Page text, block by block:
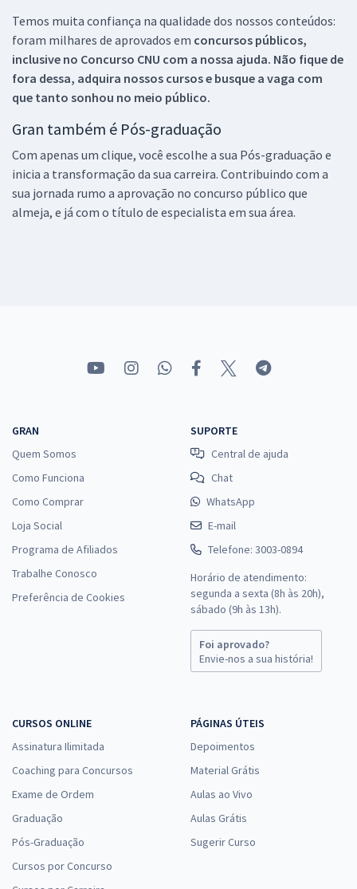
Temos muita confiança na qualidade dos nossos conteúdos:
foram milhares de aprovados em concursos públicos,
inclusive no Concurso CNU com a nossa ajuda. Não fique de
fora dessa, adquira nossos cursos e busque a vaga com
que tanto sonhou no meio público.
Gran também é Pós-graduação
Com apenas um clique, você escolhe a sua Pós-graduação e
inicia a transformação da sua carreira. Contribuindo com a
sua jornada rumo a aprovação no concurso público que
almeja, e já com o título de especialista em sua área.
GRAN
Quem Somos
Como Funciona
Como Comprar
Loja Social
Programa de Afiliados
Trabalhe Conosco
Preferência de Cookies
SUPORTE
Central de ajuda
Chat
WhatsApp
E-mail
Telefone: 3003-0894
Horário de atendimento:
segunda a sexta (8h às 20h),
sábado (9h às 13h).
Foi aprovado?
Envie-nos a sua história!
CURSOS ONLINE
Assinatura Ilimitada
Coaching para Concursos
Exame de Ordem
Graduação
Pós-Graduação
Cursos por Concurso
PÁGINAS ÚTEIS
Depoimentos
Material Grátis
Aulas ao Vivo
Aulas Grátis
Sugerir Curso